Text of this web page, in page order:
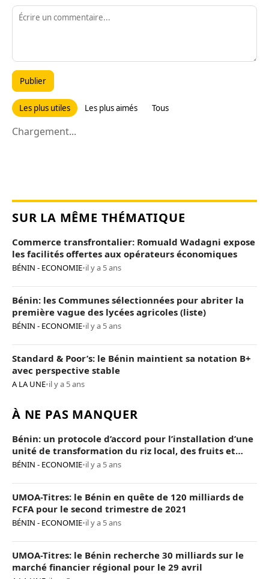
Publier
Les plus utiles Les plus aimés Tous
Chargement...
SUR LA MÊME THÉMATIQUE
Commerce transfrontalier: Romuald Wadagni expose
les facilités offertes aux opérateurs économiques
BÉNIN - ECONOMIE•il y a 5 ans
Bénin: les Communes sélectionnées pour abriter la
première vague des lycées agricoles (liste)
BÉNIN - ECONOMIE•il y a 5 ans
Standard & Poor’s: le Bénin maintient sa notation B+
avec perspective stable
A LA UNE•il y a 5 ans
À NE PAS MANQUER
Bénin: un protocole d’accord pour l’installation d’une
unité de transformation du riz local, des fruits et
légumes
BÉNIN - ECONOMIE•il y a 5 ans
UMOA-Titres: le Bénin en quête de 120 milliards de
FCFA pour le second trimestre de 2021
BÉNIN - ECONOMIE•il y a 5 ans
UMOA-Titres: le Bénin recherche 30 milliards sur le
marché financier régional pour le 29 avril